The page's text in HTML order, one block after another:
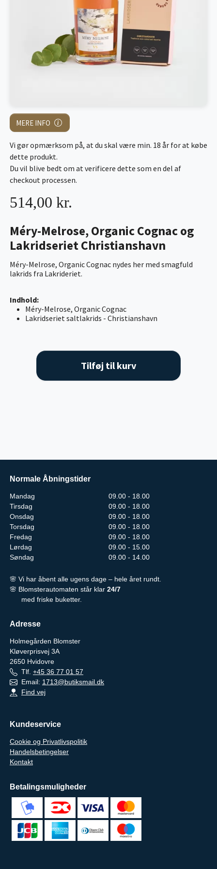
MERE INFO
Méry-Melrose, Organic Cognac og
Lakridseriet Christianshavn
Méry-Melrose, Organic Cognac nydes her med smagfuld
lakrids fra Lakrideriet.
Indhold:
Méry-Melrose, Organic Cognac
Lakridseriet saltlakrids - Christianshavn
514,00 kr.
Vi gør opmærksom på, at du skal være min. 18 år for at købe
dette produkt.
Du vil blive bedt om at verificere dette som en del af
checkout processen.
Tilføj til kurv
Normale Åbningstider
Mandag
09.00 - 18.00
Tirsdag
09.00 - 18.00
Onsdag
09.00 - 18.00
Torsdag
09.00 - 18.00
Fredag
09.00 - 18.00
Lørdag
09.00 - 15.00
Søndag
09.00 - 14.00
🌸 Vi har åbent alle ugens dage – hele året rundt.
🌸 Blomsterautomaten står klar 24/7
med friske buketter.
Adresse
Holmegården Blomster
Kløverprisvej 3A
2650 Hvidovre
Tlf. +45 36 77 01 57
Email: 1713@butiksmail.dk
Find vej
Kundeservice
Cookie og Privatlivspolitik
Handelsbetingelser
Kontakt
Betalingsmuligheder